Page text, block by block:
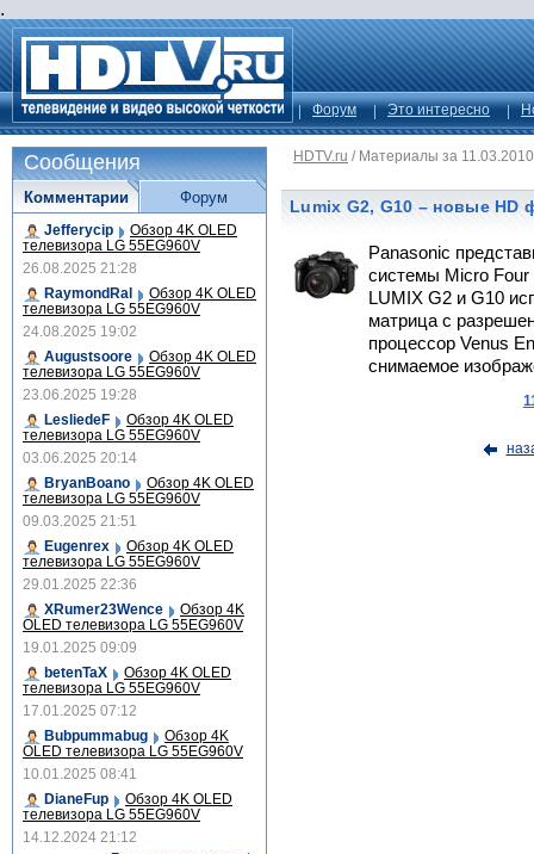
.
Форум Это интересно
HDTV.ru / Материалы за 11.03.2010
Lumix G2, G10 – новые HD
Panasonic
системы Micro
LUMIX G2 и G10
матрица с
процессор Venus
снимаемое
Сообщения
Комментарии
Jefferycip Обзор 4K OLED
телевизора LG 55EG960V
26.08.2025 21:28
RaymondRal
Обзор 4K OLED
телевизора LG 55EG960V
24.08.2025 19:02
Augustsoore
Обзор 4K OLED
телевизора LG 55EG960V
23.06.2025 19:28
LesliedeF
Обзор 4K OLED
телевизора LG 55EG960V
03.06.2025 20:14
BryanBoano
Обзор 4K OLED
телевизора LG 55EG960V
09.03.2025 21:51
Eugenrex
Обзор 4K OLED
телевизора LG 55EG960V
29.01.2025 22:36
XRumer23Wence
Обзор 4K
OLED телевизора LG 55EG960V
19.01.2025 09:09
betenTaX
Обзор 4K OLED
телевизора LG 55EG960V
17.01.2025 07:12
Bubpummabug
Обзор 4K
OLED телевизора LG 55EG960V
10.01.2025 08:41
DianeFup
Обзор 4K OLED
телевизора LG 55EG960V
14.12.2024 21:12
Форум